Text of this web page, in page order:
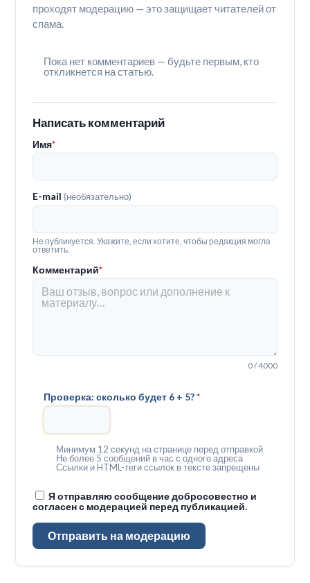
проходят модерацию — это защищает читателей от
спама.
Пока нет комментариев — будьте первым, кто
откликнется на статью.
Написать комментарий
Имя*
E-mail(необязательно)
Не публикуется. Укажите, если хотите, чтобы редакция могла
ответить.
Комментарий*
0 / 4000
Проверка: сколько будет 6 + 5?*
Минимум 12 секунд на странице перед отправкой
Не более 5 сообщений в час с одного адреса
Ссылки и HTML-теги ссылок в тексте запрещены
Я отправляю сообщение добросовестно и
согласен с модерацией перед публикацией.
Отправить на модерацию